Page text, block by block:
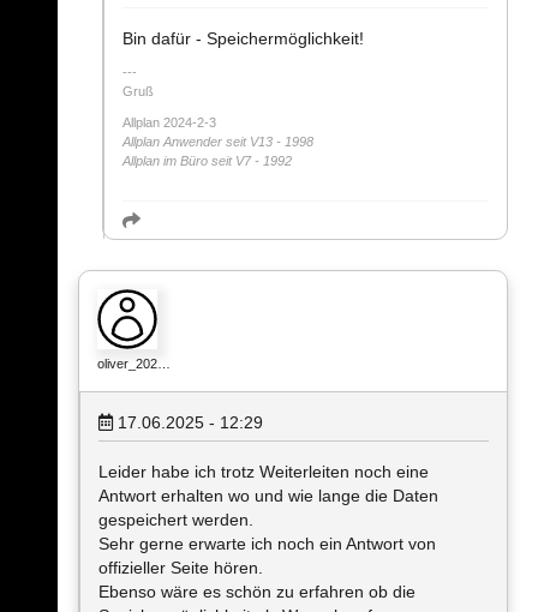
Bin dafür - Speichermöglichkeit!
Gruß
Allplan 2024-2-3
Allplan Anwender seit V13 - 1998
Allplan im Büro seit V7 - 1992
oliver_202…
17.06.2025 - 12:29
Leider habe ich trotz Weiterleiten noch eine
Antwort erhalten wo und wie lange die Daten
gespeichert werden.
Sehr gerne erwarte ich noch ein Antwort von
offizieller Seite hören.
Ebenso wäre es schön zu erfahren ob die